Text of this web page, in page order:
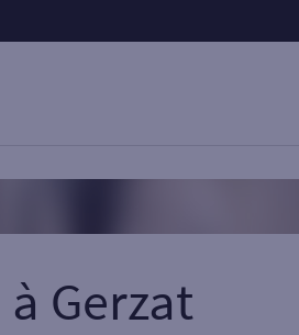
à Gerzat